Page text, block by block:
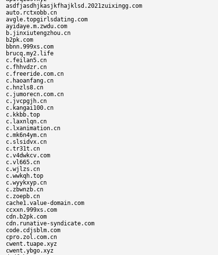
asdfjasdhjkasjkfhajklsd.2021zuixingg.com
auto.rctxobb.cn
avgle.topgirlsdating.com
ayidaye.m.zwdu.com
b.jinxiutengzhou.cn
b2pk.com
bbnn.999xs.com
brucq.my2.life
c.feilan5.cn
c.fhhvdzr.cn
c.freeride.com.cn
c.haoanfang.cn
c.hnzls8.cn
c.jumorecn.com.cn
c.jvcpgjh.cn
c.kangai100.cn
c.kkbb.top
c.laxnlqn.cn
c.lxanimation.cn
c.mk6n4ym.cn
c.slsidvx.cn
c.tr31t.cn
c.v4dwkcv.com
c.vl665.cn
c.wjlzs.cn
c.wwkqh.top
c.wyykxyp.cn
c.zbwnzb.cn
c.zoepb.cn
cache1.value-domain.com
ccxxn.999xs.com
cdn.b2pk.com
cdn.runative-syndicate.com
code.cdjsblm.com
cpro.zol.com.cn
cwent.tuape.xyz
cwent.ybgo.xyz